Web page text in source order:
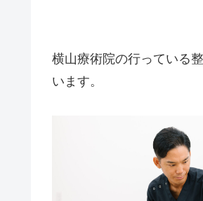
横山療術院の行っている
います。